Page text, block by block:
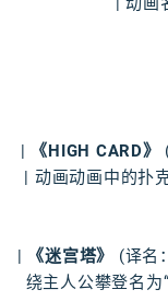
| 《HIGH CARD》
| 动画动画中的扑
| 《迷宫塔》 (译名
绕主人公攀登名为